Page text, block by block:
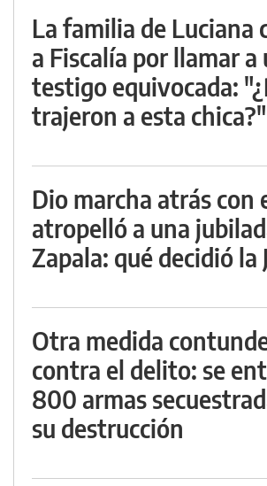
La familia de Luciana
a Fiscalía por llamar a
testigo equivocada:
trajeron a esta chica?"
Dio marcha atrás con
atropelló a una
Zapala: qué decidió la
Otra medida
contra el delito: se
800 armas
su destrucción